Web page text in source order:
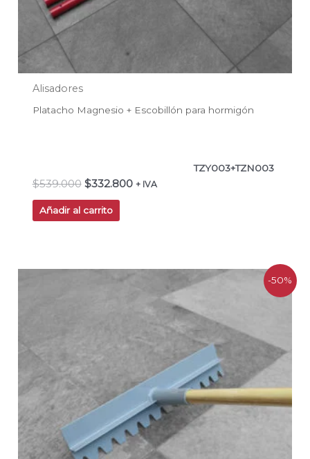
Alisadores
Platacho Magnesio + Escobillón para hormigón
TZY003+TZN003
$539.000 $332.800 + IVA
Añadir al carrito
-50%
$33.995.